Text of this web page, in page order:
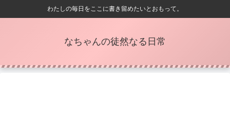
わたしの毎日をここに書き留めたいとおもって。
なちゃんの徒然なる日常